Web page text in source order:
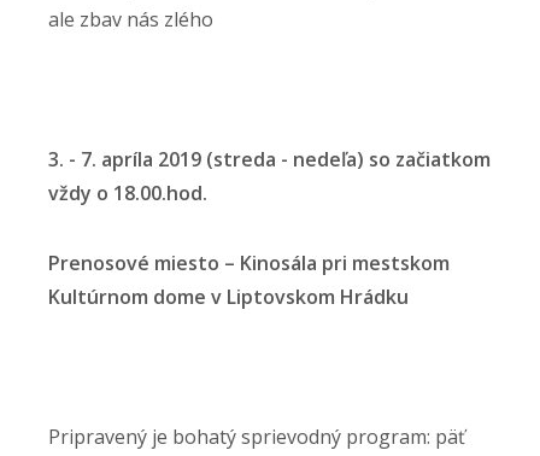
ale zbav nás zlého
3. - 7. apríla 2019 (streda - nedeľa) so začiatkom
vždy o 18.00.hod.
Prenosové miesto – Kinosála pri mestskom
Kultúrnom dome v Liptovskom Hrádku
Pripravený je bohatý sprievodný program: päť